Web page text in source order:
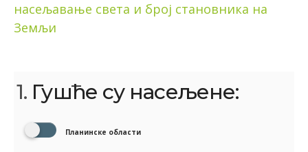
насељавање света и број становника на
Земљи
1. Гушће су насељене:
Планинске области